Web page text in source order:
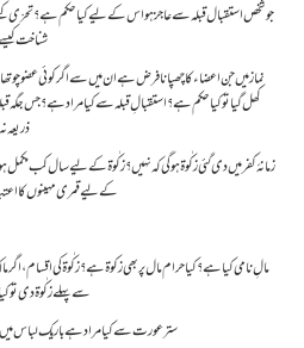
جو شخص استقبال قبلہ سے عاجز ہو اس کے لیے کیا حکم ہے؟ تحرّی
شناخت
نماز میں جن اعضاء کا چھپانا فرض ہے ان میں سے اگر کوئی عضو
کھل گیا تو کیا حکم ہے؟استقبالِ قبلہ سے کیا مراد ہے؟جس جگہ
ذریعہ
زمانۂ کفر میں دی گئی زکٰوۃ ہو گی کہ نہیں؟زکٰوۃ کے لیے سال کب مکمل
کے لیے قمری مہینوں کا
مالِ نامی کیا ہے؟ کیا حرام مال پر بھی زکوۃ ہے؟ زکٰوۃ کی اقسام
سے پہلے زکٰوۃ دی تو
ستر عورت سے کیا مراد ہے باریک لباس میں